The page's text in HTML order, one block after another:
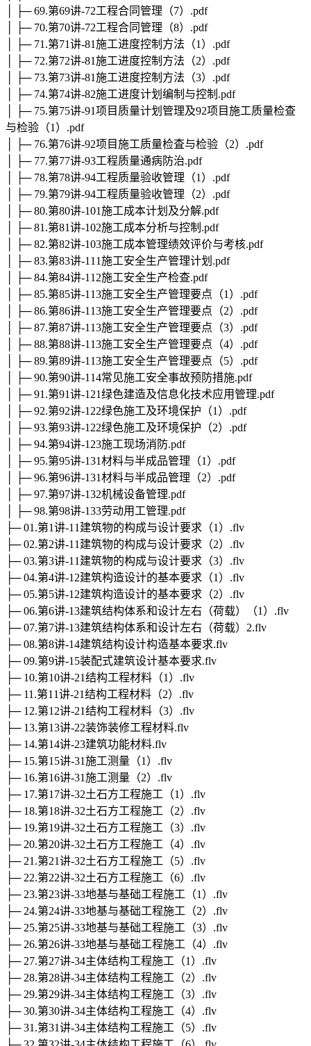
│ ├─ 69.第69讲-72工程合同管理（7）.pdf
│ ├─ 70.第70讲-72工程合同管理（8）.pdf
│ ├─ 71.第71讲-81施工进度控制方法（1）.pdf
│ ├─ 72.第72讲-81施工进度控制方法（2）.pdf
│ ├─ 73.第73讲-81施工进度控制方法（3）.pdf
│ ├─ 74.第74讲-82施工进度计划编制与控制.pdf
│ ├─ 75.第75讲-91项目质量计划管理及92项目施工质量检查
与检验（1）.pdf
│ ├─ 76.第76讲-92项目施工质量检査与检验（2）.pdf
│ ├─ 77.第77讲-93工程质量通病防治.pdf
│ ├─ 78.第78讲-94工程质量验收管理（1）.pdf
│ ├─ 79.第79讲-94工程质量验收管理（2）.pdf
│ ├─ 80.第80讲-101施工成本计划及分解.pdf
│ ├─ 81.第81讲-102施工成本分析与控制.pdf
│ ├─ 82.第82讲-103施工成本管理绩效评价与考核.pdf
│ ├─ 83.第83讲-111施工安全生产管理计划.pdf
│ ├─ 84.第84讲-112施工安全生产检查.pdf
│ ├─ 85.第85讲-113施工安全生产管理要点（1）.pdf
│ ├─ 86.第86讲-113施工安全生产管理要点（2）.pdf
│ ├─ 87.第87讲-113施工安全生产管理要点（3）.pdf
│ ├─ 88.第88讲-113施工安全生产管理要点（4）.pdf
│ ├─ 89.第89讲-113施工安全生产管理要点（5）.pdf
│ ├─ 90.第90讲-114常见施工安全事故预防措施.pdf
│ ├─ 91.第91讲-121绿色建造及信息化技术应用管理.pdf
│ ├─ 92.第92讲-122绿色施工及环境保护（1）.pdf
│ ├─ 93.第93讲-122绿色施工及环境保护（2）.pdf
│ ├─ 94.第94讲-123施工现场消防.pdf
│ ├─ 95.第95讲-131材料与半成品管理（1）.pdf
│ ├─ 96.第96讲-131材料与半成品管理（2）.pdf
│ ├─ 97.第97讲-132机械设备管理.pdf
│ ├─ 98.第98讲-133劳动用工管理.pdf
├─ 01.第1讲-11建筑物的构成与设计要求（1）.flv
├─ 02.第2讲-11建筑物的构成与设计要求（2）.flv
├─ 03.第3讲-11建筑物的构成与设计要求（3）.flv
├─ 04.第4讲-12建筑构造设计的基本要求（1）.flv
├─ 05.第5讲-12建筑构造设计的基本要求（2）.flv
├─ 06.第6讲-13建筑结构体系和设计左右（荷载）（1）.flv
├─ 07.第7讲-13建筑结构体系和设计左右（荷载）2.flv
├─ 08.第8讲-14建筑结构设计构造基本要求.flv
├─ 09.第9讲-15装配式建筑设计基本要求.flv
├─ 10.第10讲-21结构工程材料（1）.flv
├─ 11.第11讲-21结构工程材料（2）.flv
├─ 12.第12讲-21结构工程材料（3）.flv
├─ 13.第13讲-22装饰装修工程材料.flv
├─ 14.第14讲-23建筑功能材料.flv
├─ 15.第15讲-31施工测量（1）.flv
├─ 16.第16讲-31施工测量（2）.flv
├─ 17.第17讲-32土石方工程施工（1）.flv
├─ 18.第18讲-32土石方工程施工（2）.flv
├─ 19.第19讲-32土石方工程施工（3）.flv
├─ 20.第20讲-32土石方工程施工（4）.flv
├─ 21.第21讲-32土石方工程施工（5）.flv
├─ 22.第22讲-32土石方工程施工（6）.flv
├─ 23.第23讲-33地基与基础工程施工（1）.flv
├─ 24.第24讲-33地基与基础工程施工（2）.flv
├─ 25.第25讲-33地基与基础工程施工（3）.flv
├─ 26.第26讲-33地基与基础工程施工（4）.flv
├─ 27.第27讲-34主体结构工程施工（1）.flv
├─ 28.第28讲-34主体结构工程施工（2）.flv
├─ 29.第29讲-34主体结构工程施工（3）.flv
├─ 30.第30讲-34主体结构工程施工（4）.flv
├─ 31.第31讲-34主体结构工程施工（5）.flv